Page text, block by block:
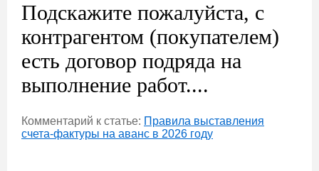
Подскажите пожалуйста, с
контрагентом (покупателем)
есть договор подряда на
выполнение работ....
Комментарий к статье: Правила выставления
счета-фактуры на аванс в 2026 году